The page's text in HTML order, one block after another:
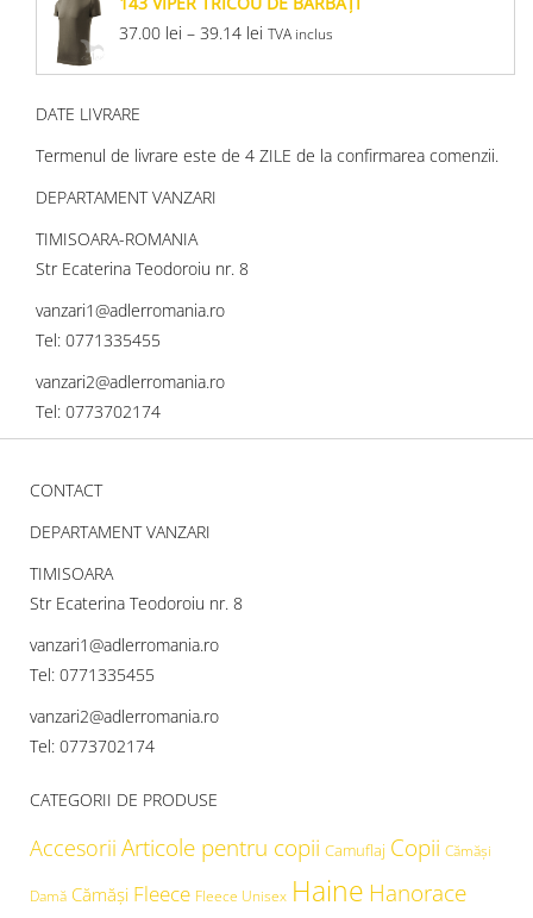
37.00 lei – 39.14 lei TVA inclus
DATE LIVRARE
Termenul de livrare este de 4 ZILE de la confirmarea comenzii.
DEPARTAMENT VANZARI
TIMISOARA-ROMANIA
Str Ecaterina Teodoroiu nr. 8
vanzari1@adlerromania.ro
Tel: 0771335455
vanzari2@adlerromania.ro
Tel: 0773702174
CONTACT
DEPARTAMENT VANZARI
TIMISOARA
Str Ecaterina Teodoroiu nr. 8
vanzari1@adlerromania.ro
Tel: 0771335455
vanzari2@adlerromania.ro
Tel: 0773702174
CATEGORII DE PRODUSE
Accesorii Articole pentru copii Camuflaj Copii Cămăşi
Damă Cămăși Fleece Fleece Unisex Haine Hanorace